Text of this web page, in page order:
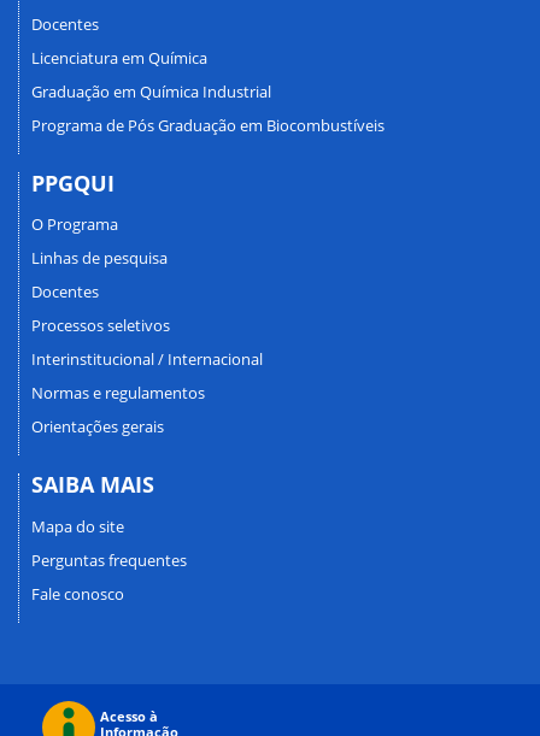
Docentes
Licenciatura em Química
Graduação em Química Industrial
Programa de Pós Graduação em Biocombustíveis
PPGQUI
O Programa
Linhas de pesquisa
Docentes
Processos seletivos
Interinstitucional / Internacional
Normas e regulamentos
Orientações gerais
SAIBA MAIS
Mapa do site
Perguntas frequentes
Fale conosco